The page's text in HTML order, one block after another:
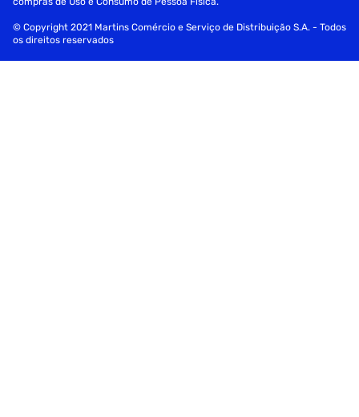
© Copyright 2021 Martins Comércio e Serviço de Distribuição S.A. - Todos
os direitos reservados